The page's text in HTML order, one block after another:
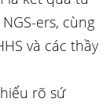
ers, cùng
và các thầy
rõ sứ